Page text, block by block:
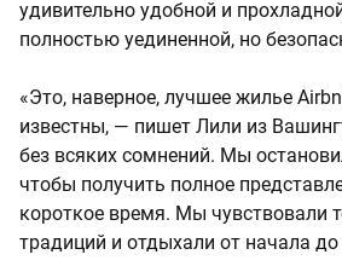
удивительно удобной и
полностью уединенной, но
«Это, наверное, лучшее жилье
известны, — пишет Лили из
без всяких сомнений. Мы
чтобы получить полное
короткое время. Мы чувствовали
традиций и отдыхали от начала до